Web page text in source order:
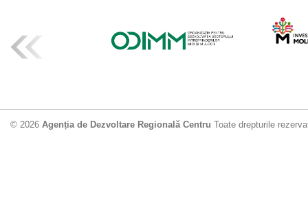
© 2026 Agenția de Dezvoltare Regională Centru Toate drepturile